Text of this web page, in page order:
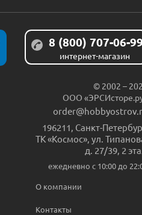
8 (800) 707-06-
интернет-магазин
© 2002 –
ООО
196211, Санкт-
ТК «Космос», ул.
д. 27/39, 2
ежедневно c 10:00 до
О компании
Контакты